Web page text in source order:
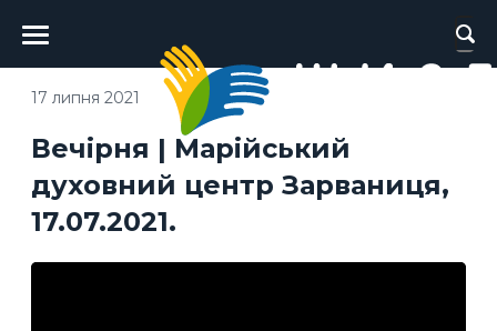
Головне
меню
Вечірня | Марійський
духовний центр Зарваниця,
17.07.2021.
17 липня 2021